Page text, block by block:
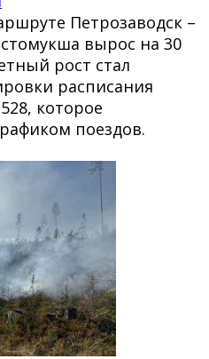
Петрозаводск –
вырос на 30
рост стал
расписания
которое
поездов.